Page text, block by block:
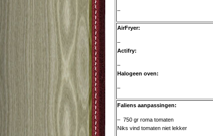
–
AirFryer:
–
Actifry:
–
Halogeen oven:
–
Faliens aanpassingen:
– 750 gr roma tomaten
Niks vind tomaten niet lekker